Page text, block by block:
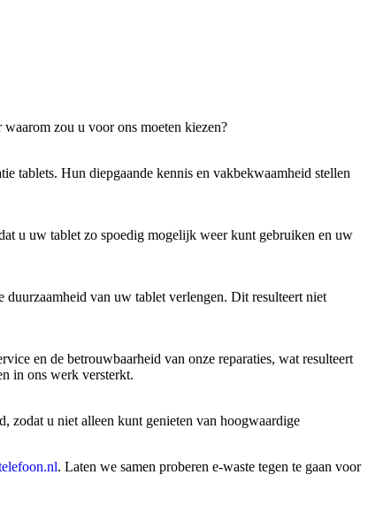
zou u voor ons moeten kiezen?
tablets. Hun diepgaande kennis en vakbekwaamheid stellen
u uw tablet zo spoedig mogelijk weer kunt gebruiken en uw
van uw tablet verlengen. Dit resulteert niet
en de betrouwbaarheid van onze reparaties, wat resulteert
in ons werk versterkt.
zodat u niet alleen kunt genieten van hoogwaardige
. Laten we samen proberen e-waste tegen te gaan voor